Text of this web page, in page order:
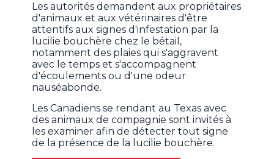
Les autorités demandent aux propriétaires
d'animaux et aux vétérinaires d'être
attentifs aux signes d'infestation par la
lucilie bouchère chez le bétail,
notamment des plaies qui s'aggravent
avec le temps et s'accompagnent
d'écoulements ou d'une odeur
nauséabonde.
Les Canadiens se rendant au Texas avec
des animaux de compagnie sont invités à
les examiner afin de détecter tout signe
de la présence de la lucilie bouchère.